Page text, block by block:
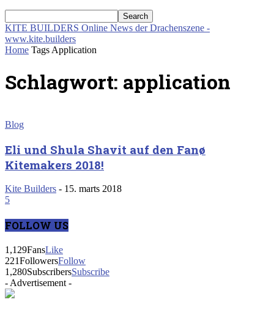
KITE BUILDERS Online News der Drachenszene -
www.kite.builders
Home Tags Application
Schlagwort: application
Blog
Eli und Shula Shavit auf den Fanø
Kitemakers 2018!
Kite Builders - 15. marts 2018
5
FOLLOW US
1,129FansLike
221FollowersFollow
1,280SubscribersSubscribe
- Advertisement -